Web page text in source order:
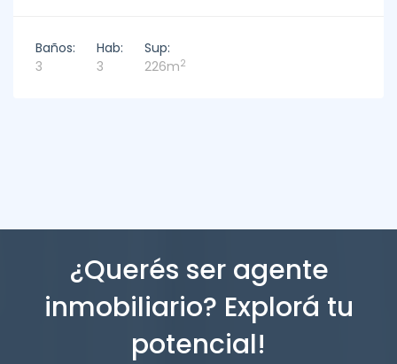
Baños:
3
Hab:
3
Sup:
226m2
¿Querés ser agente
inmobiliario? Explorá tu
potencial!